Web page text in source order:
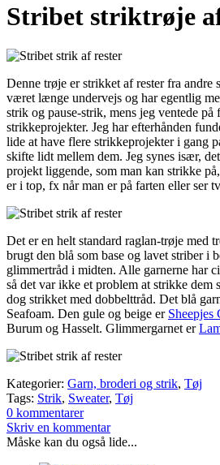
Stribet striktrøje
Denne trøje er strikket af rester fra andre
været længe undervejs og har egentlig
strik og pause-strik, mens jeg ventede
strikkeprojekter. Jeg har efterhånden
lide at have flere strikkeprojekter i gang
skifte lidt mellem dem. Jeg synes især,
projekt liggende, som man kan strikke
er i top, fx når man er på farten eller ser
Det er en helt standard raglan-trøje med
brugt den blå som base og lavet striber i
glimmertråd i midten. Alle garnerne har
så det var ikke et problem at strikke dem
dog strikket med dobbelttråd. Det blå
Seafoam. Den gule og beige er Sheepjes
Burum og Hasselt. Glimmergarnet er
Kategorier: Garn, broderi og strik, Tøj
Tags: Strik, Sweater, Tøj
0 kommentarer
Skriv en kommentar
Måske kan du også lide...